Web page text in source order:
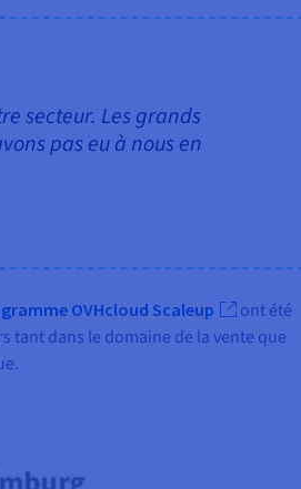
secteur. Les grands
pas eu à nous en
OVHcloud Scaleup
ont été
tant dans le domaine de la vente que